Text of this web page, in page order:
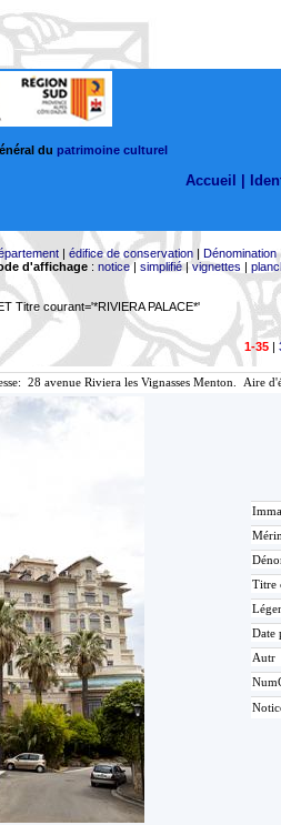
du patrimoine culturel
Accueil |
| édifice de conservation| Dénomination
d'affichage: notice| simplifié|vignettes |
Titre courant='*RIVIERA PALACE*'
1-35|
28 avenue Riviera les Vignasses Menton. Aire
Titre
Date
Autr